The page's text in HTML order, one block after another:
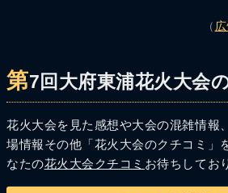
（
第7回大府東浦花火大会
花火大会を見た感想や大会の混雑情報
場情報その他「花火大会のクチコミ」
なたの花火大会クチコミ お待ちしてお